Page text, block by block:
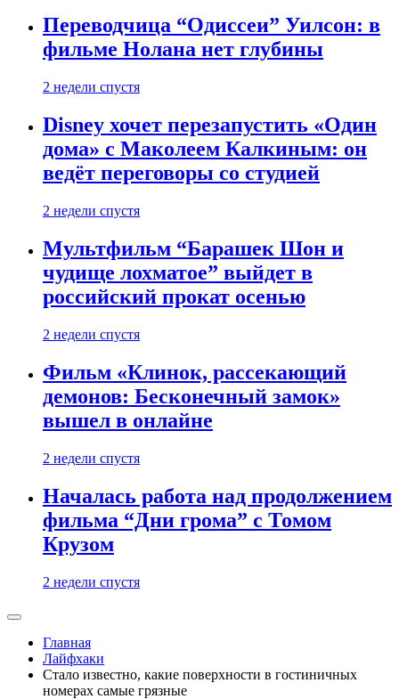
Переводчица “Одиссеи” Уилсон: в
фильме Нолана нет глубины
2 недели спустя
Disney хочет перезапустить «Один
дома» с Маколеем Калкиным: он
ведёт переговоры со студией
2 недели спустя
Мультфильм “Барашек Шон и
чудище лохматое” выйдет в
российский прокат осенью
2 недели спустя
Фильм «Клинок, рассекающий
демонов: Бесконечный замок»
вышел в онлайне
2 недели спустя
Началась работа над продолжением
фильма “Дни грома” с Томом
Крузом
2 недели спустя
Главная
Лайфхаки
Стало известно, какие поверхности в гостиничных
номерах самые грязные